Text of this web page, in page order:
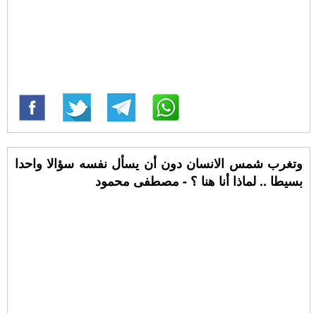
وتغرب شمس الانسان دون أن يسأل نفسه سؤالا واحدا
بسيطا .. لماذا أنا هنا ؟ - مصطفى محمود